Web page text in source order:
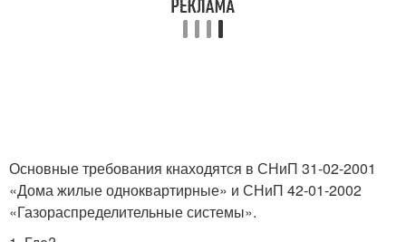
Основные требования кнаходятся в СНиП 31-02-2001
«Дома жилые одноквартирные» и СНиП 42-01-2002
«Газораспределительные системы».